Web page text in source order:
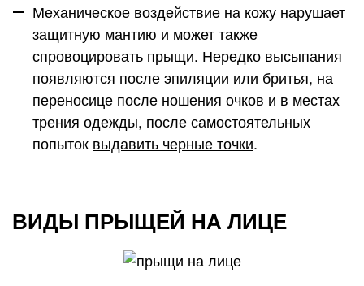
Механическое воздействие на кожу нарушает
защитную мантию и может также
спровоцировать прыщи. Нередко высыпания
появляются после эпиляции или бритья, на
переносице после ношения очков и в местах
трения одежды, после самостоятельных
попыток выдавить черные точки.
ВИДЫ ПРЫЩЕЙ НА ЛИЦЕ